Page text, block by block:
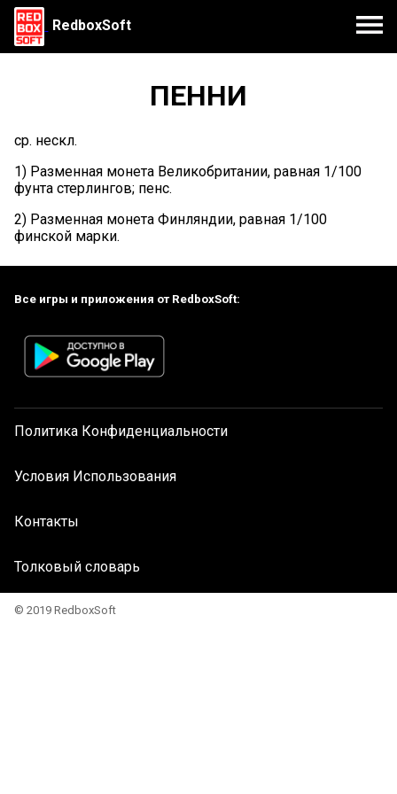
RedboxSoft
ПЕННИ
ср. нескл.
1) Разменная монета Великобритании, равная 1/100
фунта стерлингов; пенс.
2) Разменная монета Финляндии, равная 1/100
финской марки.
Все игры и приложения от RedboxSoft:
Политика Конфиденциальности
Условия Использования
Контакты
Толковый словарь
© 2019 RedboxSoft